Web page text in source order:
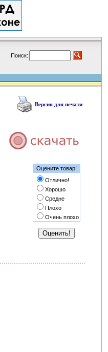
Поиск:
Версия для печати
Оцените товар!
Отлично!
Хорошо
Средне
Плохо
Очень плохо